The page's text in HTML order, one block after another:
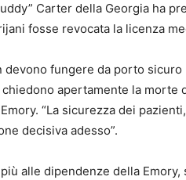
Carter della Georgia ha
fosse revocata la licenza
devono fungere da porto
apertamente la morte
“La sicurezza dei
decisiva adesso”.
alle dipendenze della